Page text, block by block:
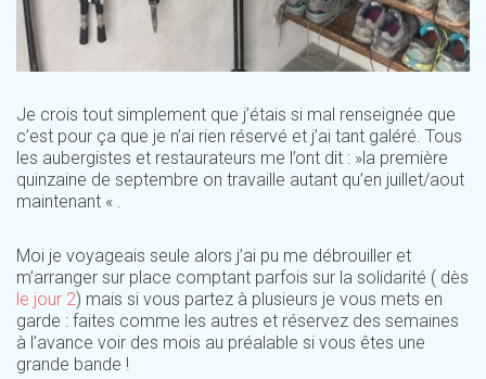
Je crois tout simplement que j’étais si mal renseignée que
c’est pour ça que je n’ai rien réservé et j’ai tant galéré. Tous
les aubergistes et restaurateurs me l’ont dit : »la première
quinzaine de septembre on travaille autant qu’en juillet/aout
maintenant « .
Moi je voyageais seule alors j’ai pu me débrouiller et
m’arranger sur place comptant parfois sur la solidarité ( dès
le jour 2) mais si vous partez à plusieurs je vous mets en
garde : faites comme les autres et réservez des semaines
à l’avance voir des mois au préalable si vous êtes une
grande bande !